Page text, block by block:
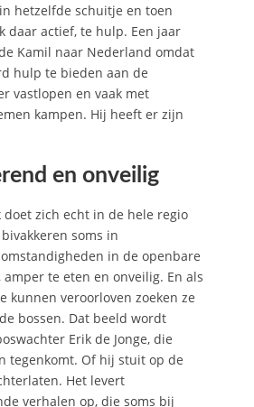
hetzelfde schuitje en toen
daar actief, te hulp. Een jaar
Kamil naar Nederland omdat
hulp te bieden aan de
vastlopen en vaak met
kampen. Hij heeft er zijn
en onveilig
doet zich echt in de hele regio
soms in
in de openbare
te eten en onveilig. En als
kunnen veroorloven zoeken ze
bossen. Dat beeld wordt
Erik de Jonge, die
tegenkomt. Of hij stuit op de
Het levert
verhalen op, die soms bij